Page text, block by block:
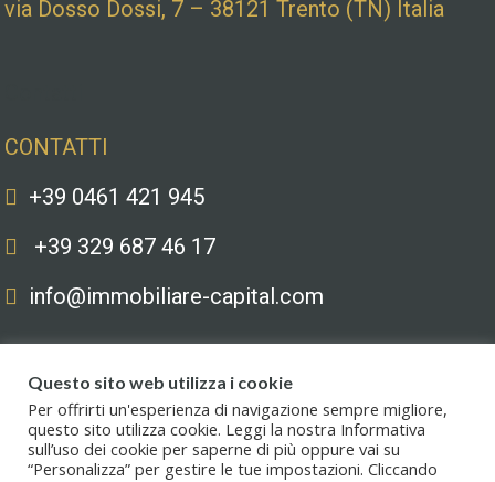
via Dosso Dossi, 7 – 38121 Trento (TN) Italia
CONTATTI
+39 0461 421 945
+39 329 687 46 17
info@immobiliare-capital.com
Copyright © 2020. All Rights Reserved. Capital immobiliare S.r.l.s. | Le
immagini hanno valore puramente illustrativo. I prezzi e le informazioni
Questo sito web utilizza i cookie
Per offrirti un'esperienza di navigazione sempre migliore,
questo sito utilizza cookie. Leggi la nostra Informativa
sull’uso dei cookie per saperne di più oppure vai su
“Personalizza” per gestire le tue impostazioni. Cliccando